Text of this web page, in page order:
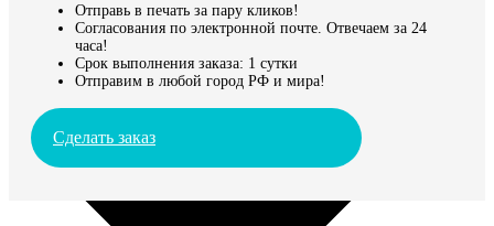
Отправь в печать за пару кликов!
Согласования по электронной почте. Отвечаем за 24
часа!
Срок выполнения заказа: 1 сутки
Отправим в любой город РФ и мира!
Сделать заказ